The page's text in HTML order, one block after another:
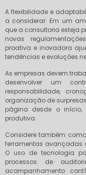
A flexibilidade e
a considerar. Em um
que a consultoria esteja
novas
proativa e inovadora
tendências e evoluções
As empresas devem
desenvolver um
responsabilidade,
organização de
página desde o início,
produtiva.
Considere também
ferramentas avançadas
O uso de tecnologia
processos de
acompanhamento